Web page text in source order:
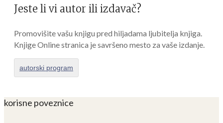
Jeste li vi autor ili izdavač?
Promovišite vašu knjigu pred hiljadama ljubitelja knjiga.
Knjige Online stranica je savršeno mesto za vaše izdanje.
autorski program
korisne poveznice